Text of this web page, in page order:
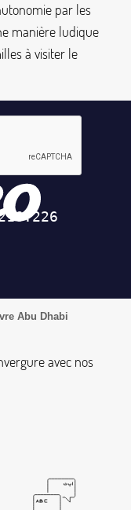
par les
manière ludique
à visiter le
Abu Dhabi
avec nos